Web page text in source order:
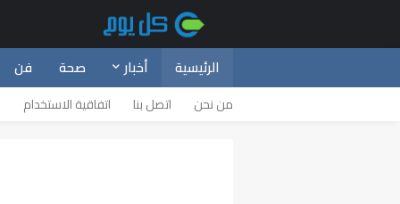
الرئيسية أخبار صحة فن
من نحن اتصل بنا اتفاقية الاستخدام